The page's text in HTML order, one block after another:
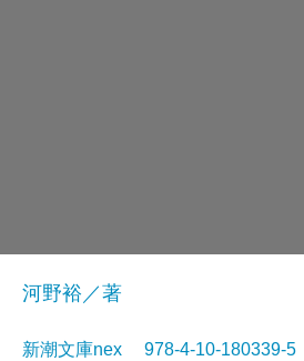
河野裕／著
新潮文庫nex 978-4-10-